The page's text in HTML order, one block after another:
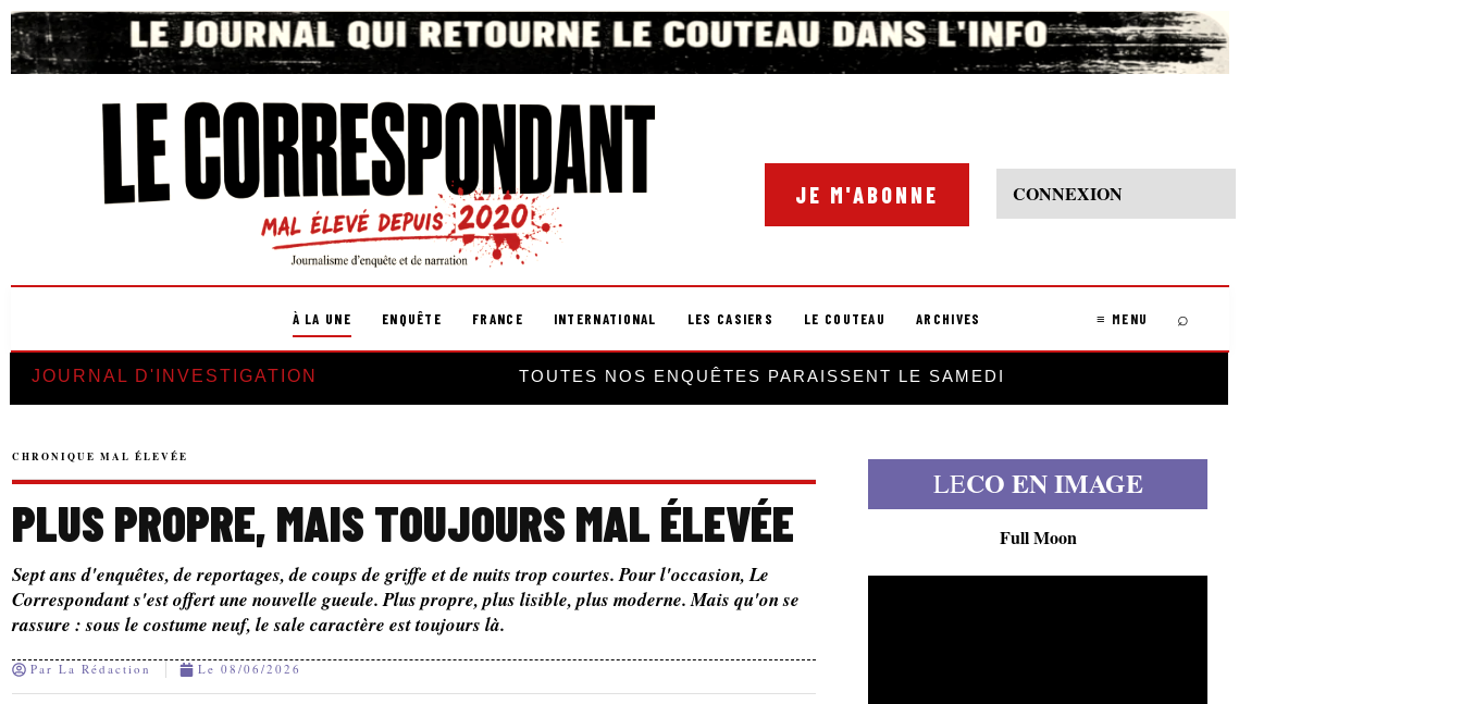
JE M'ABONNE CONNEXION
À LA UNE ENQUÊTE FRANCE INTERNATIONAL LES CASIERS LE COUTEAU ARCHIVES ≡ MENU ⌕
JOURNAL D'INVESTIGATION TOUTES NOS ENQUÊTES PARAISSENT LE SAMEDI
CHRONIQUE MAL ÉLEVÉE
PLUS PROPRE, MAIS TOUJOURS MAL ÉLEVÉE
Sept ans d'enquêtes, de reportages, de coups de griffe et de nuits trop courtes. Pour l'occasion, Le
Correspondant s'est offert une nouvelle gueule. Plus propre, plus lisible, plus moderne. Mais qu'on se
rassure : sous le costume neuf, le sale caractère est toujours là.
Par La Rédaction Le 08/06/2026
LECO EN IMAGE
Full Moon